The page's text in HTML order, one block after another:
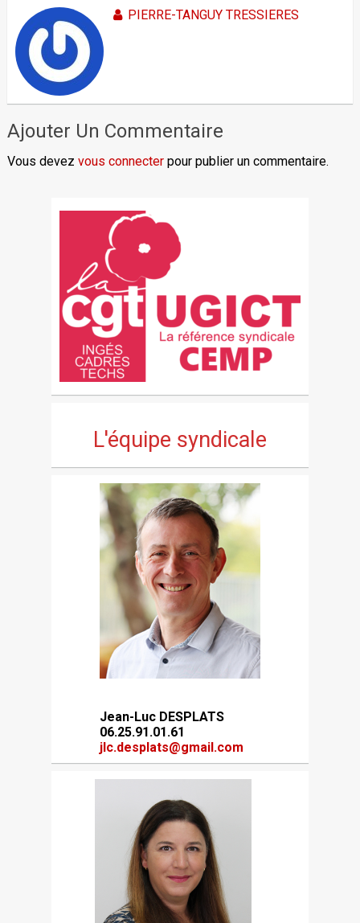
PIERRE-TANGUY TRESSIERES
Ajouter Un Commentaire
Vous devez vous connecterpour publier un commentaire.
L'équipe syndicale
Jean-Luc DESPLATS
06.25.91.01.61
jlc.desplats@gmail.com